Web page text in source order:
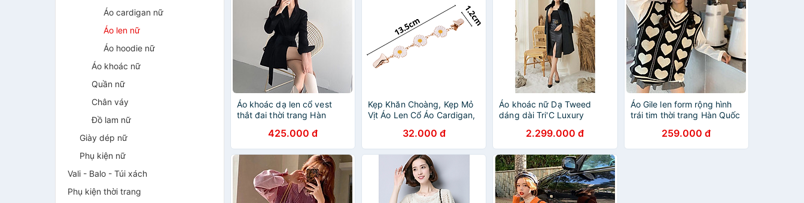
Áo cardigan nữ
Áo len nữ
Áo hoodie nữ
Áo khoác nữ
Quần nữ
Chân váy
Đồ lam nữ
Giày dép nữ
Phụ kiện nữ
Vali - Balo - Túi xách
Phụ kiện thời trang
Áo khoác dạ len cổ vest
thắt đai thời trang Hàn
425.000 đ
Kẹp Khăn Choàng, Kẹp Mỏ
Vịt Áo Len Cổ Áo Cardigan,
Eo Hình Hoa, Nơ, Hoa Cúc
32.000 đ
Áo khoác nữ Dạ Tweed
dáng dài Tri'C Luxury
2.299.000 đ
Áo Gile len form rộng hình
trái tim thời trang Hàn Quốc
259.000 đ